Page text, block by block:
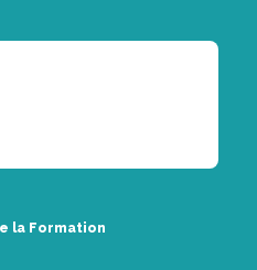
la Formation